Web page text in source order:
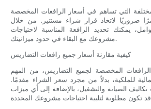
التي تساهم في أسعار الرافعات المخصصة
ضروريًا لاتخاذ قرار شراء مستنير. من خلال
يمكنك تحديد الرافعة المناسبة لاحتياجات
مشروعك مع البقاء في حدود ميزانيتك.
كيفية مقارنة أسعار جميع رافعات التضاريس
المخصصة لجميع التضاريس، من المهم
للملكية، بدلاً من مجرد سعر الشراء مقدمًا.
الصيانة والتشغيل، بالإضافة إلى أي ميزات